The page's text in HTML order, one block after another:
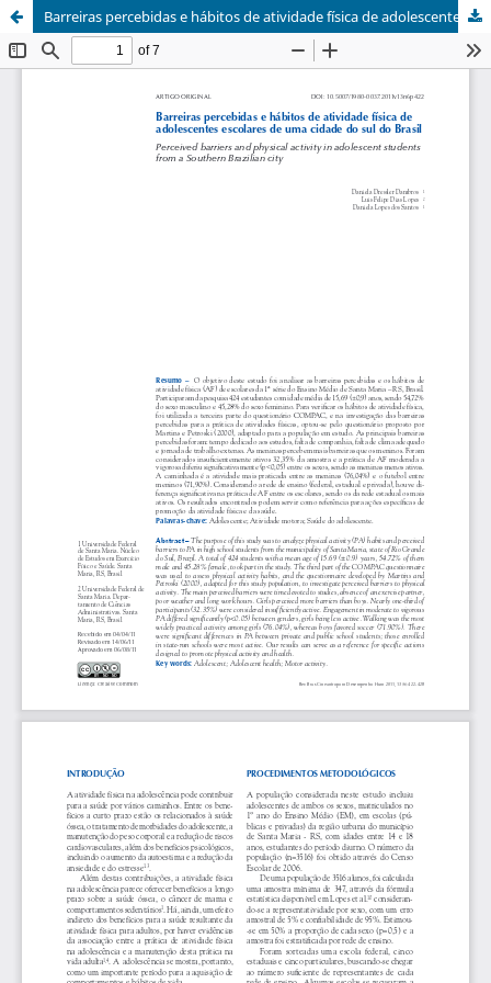
Barreiras percebidas e hábitos de atividade física de adolescentes escolares de uma cidade do sul do Brasil